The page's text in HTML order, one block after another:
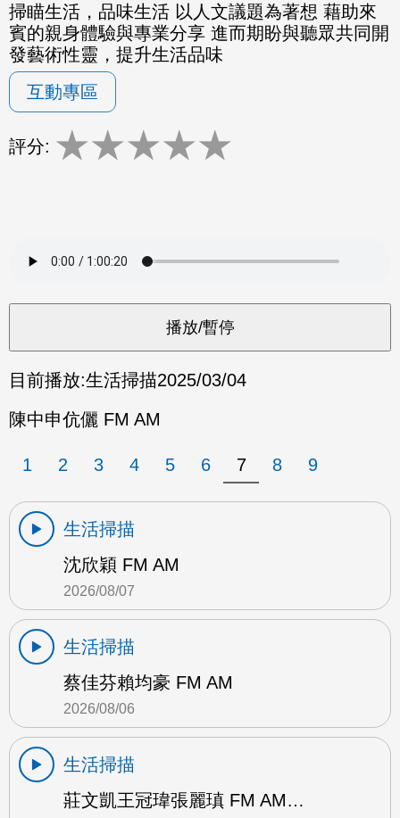
掃瞄生活，品味生活 以人文議題為著想 藉助來
賓的親身體驗與專業分享 進而期盼與聽眾共同開
發藝術性靈，提升生活品味
互動專區
評分: ★★★★★
目前播放:生活掃描2025/03/04
陳中申伉儷 FM AM
1 2 3 4 5 6 7 8 9
生活掃描
沈欣穎 FM AM
2026/08/07
生活掃描
蔡佳芬賴均豪 FM AM
2026/08/06
生活掃描
莊文凱王冠瑋張麗瑱 FM AM…